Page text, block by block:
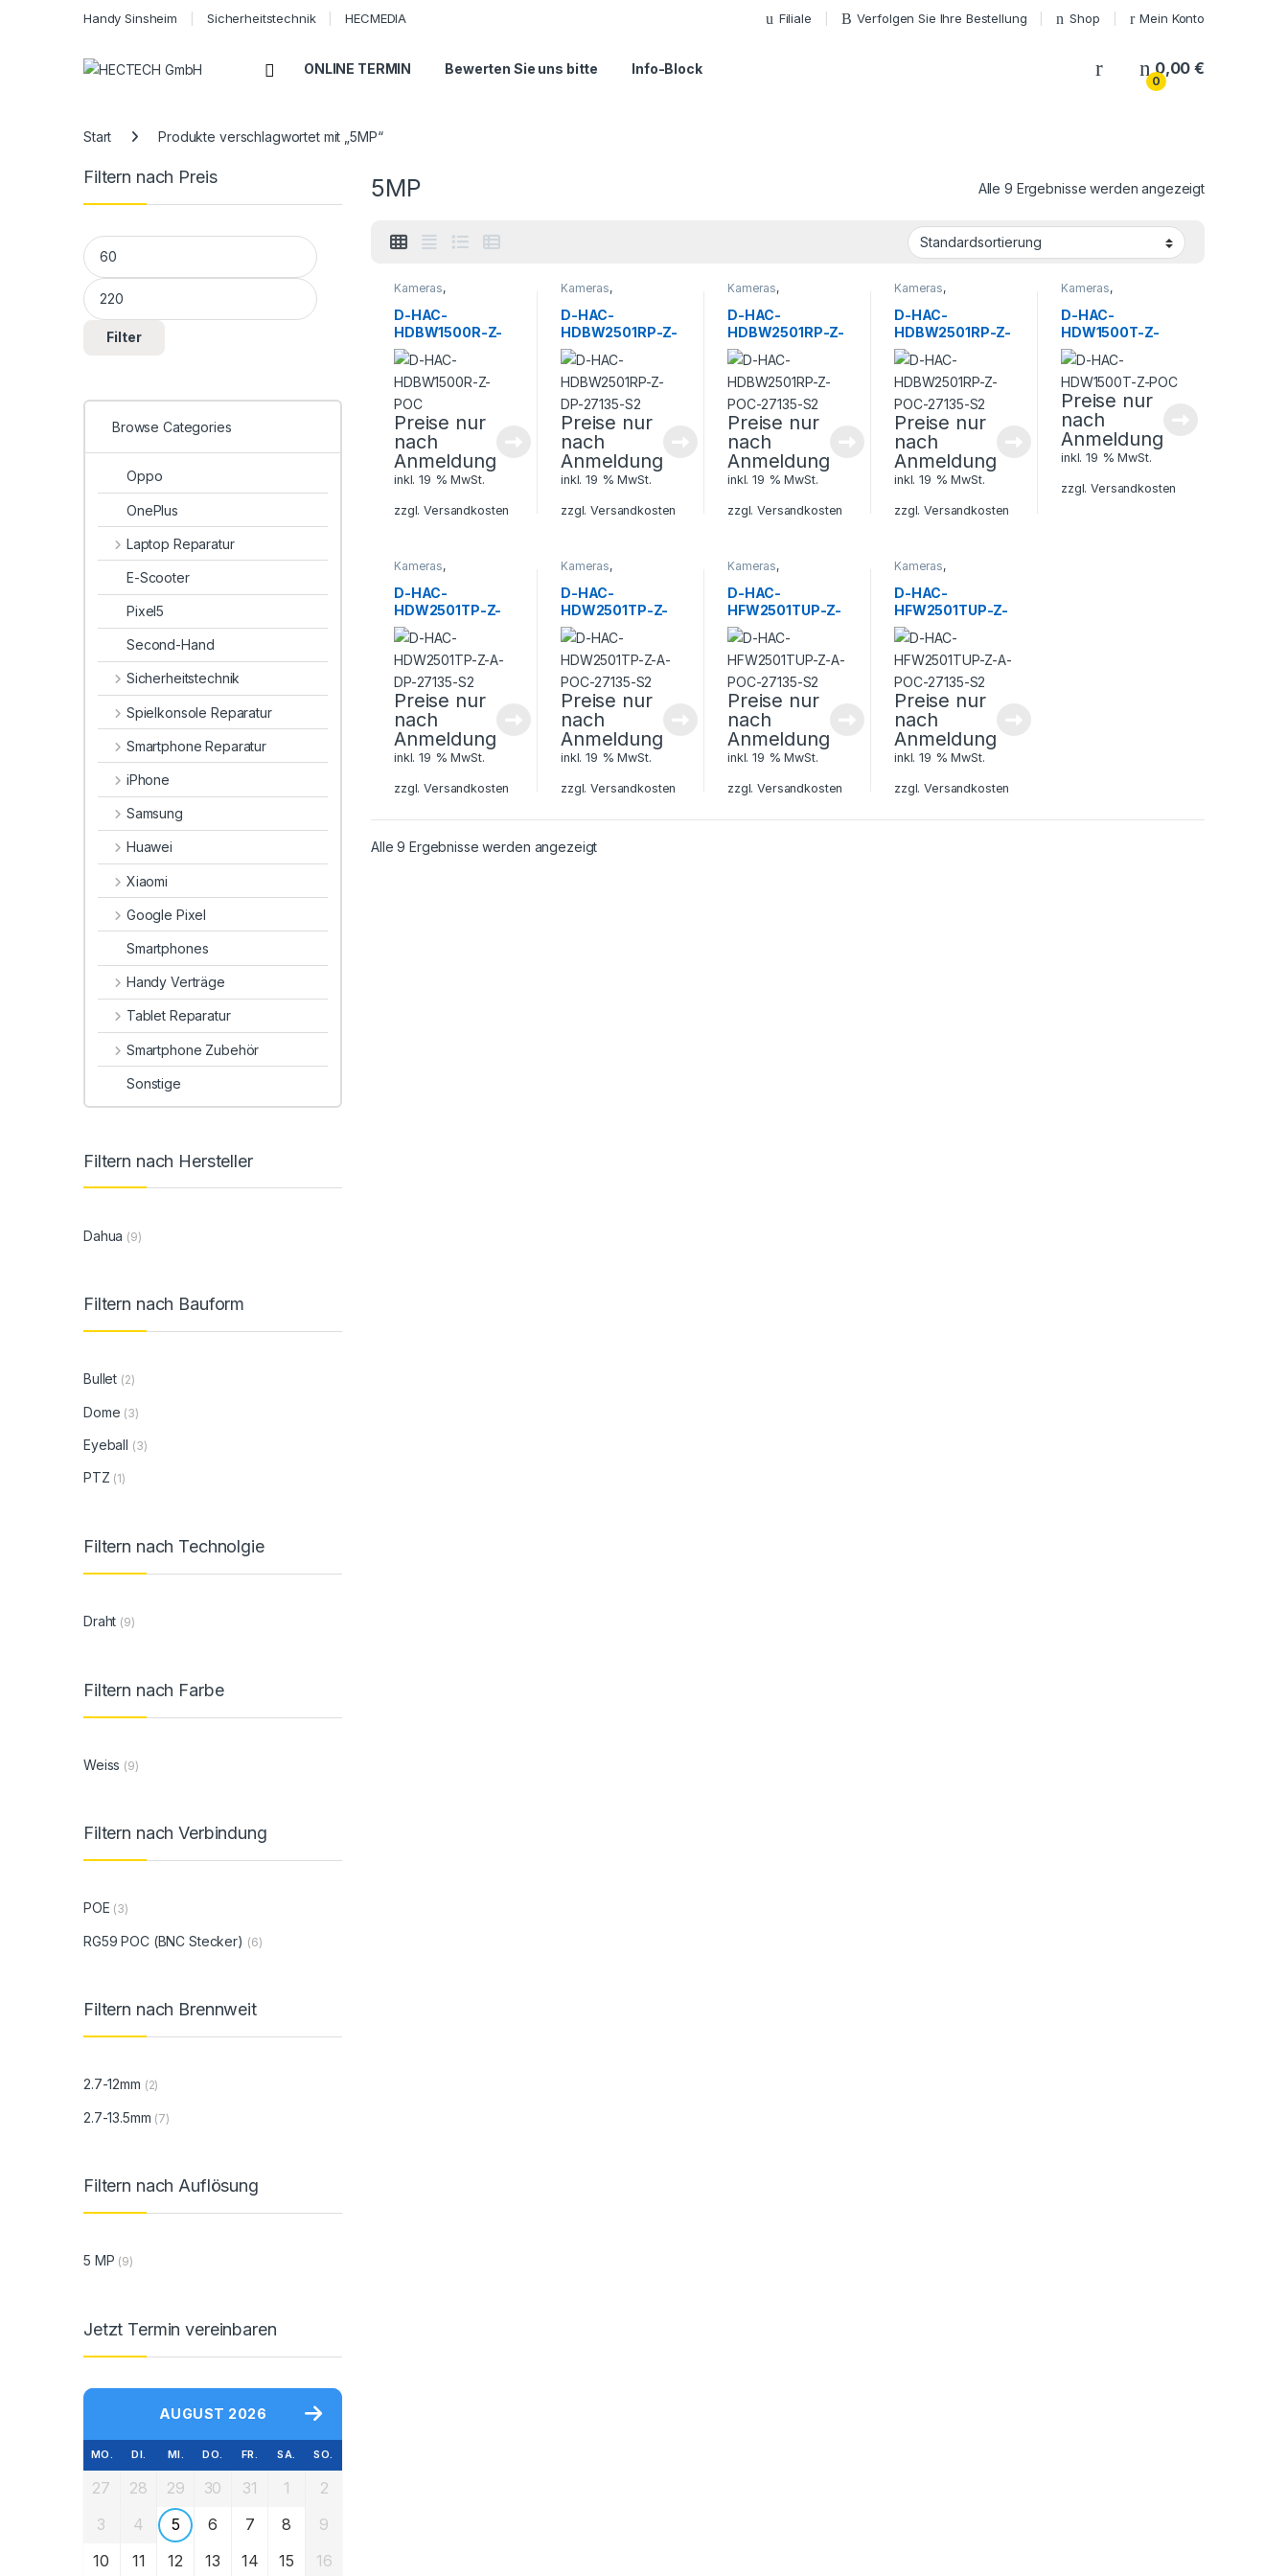
Handy Sinsheim Sicherheitstechnik HECMEDIA Filiale Verfolgen Sie Ihre Bestellung Shop Mein Konto
Open ONLINE TERMIN Bewerten Sie uns bitte Info-Block My Account
0
0,00€
Start Produkte verschlagwortet mit „5MP“
5MP Alle 9 Ergebnisse werden angezeigt
Kameras,
D-HAC-
HDBW1500R-Z-
POC
Preise nur
nach
Anmeldung
inkl. 19 % MwSt.
zzgl.Versandkosten
Kameras,
D-HAC-
HDBW2501RP-Z-
DP-27135-S2
Preise nur
nach
Anmeldung
inkl. 19 % MwSt.
zzgl.Versandkosten
Kameras,
D-HAC-
HDBW2501RP-Z-
POC-27135-S2
Preise nur
nach
Anmeldung
inkl. 19 % MwSt.
zzgl.Versandkosten
Kameras,
D-HAC-
HDBW2501RP-Z-
POC-27135-S2
Preise nur
nach
Anmeldung
inkl. 19 % MwSt.
zzgl.Versandkosten
Kameras,
D-HAC-
HDW1500T-Z-
POC
Preise nur
nach
Anmeldung
inkl. 19 % MwSt.
zzgl.Versandkosten
Kameras,
D-HAC-
HDW2501TP-Z-
A-DP-27135-S2
Preise nur
nach
Anmeldung
inkl. 19 % MwSt.
zzgl.Versandkosten
Kameras,
D-HAC-
HDW2501TP-Z-
A-POC-27135-S2
Preise nur
nach
Anmeldung
inkl. 19 % MwSt.
zzgl.Versandkosten
Kameras,
D-HAC-
HFW2501TUP-Z-
A-POC-27135-S2
Preise nur
nach
Anmeldung
inkl. 19 % MwSt.
zzgl.Versandkosten
Kameras,
D-HAC-
HFW2501TUP-Z-
A-POC-27135-S2
Preise nur
nach
Anmeldung
inkl. 19 % MwSt.
zzgl.Versandkosten
Alle 9 Ergebnisse werden angezeigt
Filtern nach Preis
Min. Preis
Max. Preis
Filter
Browse Categories
Oppo
OnePlus
Laptop Reparatur
E-Scooter
Pixel5
Second-Hand
Sicherheitstechnik
Spielkonsole Reparatur
Smartphone Reparatur
iPhone
Samsung
Huawei
Xiaomi
Google Pixel
Smartphones
Handy Verträge
Tablet Reparatur
Smartphone Zubehör
Sonstige
Filtern nach Hersteller
Dahua (9)
Filtern nach Bauform
Bullet (2)
Dome (3)
Eyeball (3)
PTZ (1)
Filtern nach Technolgie
Draht (9)
Filtern nach Farbe
Weiss (9)
Filtern nach Verbindung
POE (3)
RG59 POC (BNC Stecker) (6)
Filtern nach Brennweit
2.7-12mm (2)
2.7-13.5mm (7)
Filtern nach Auflösung
5 MP (9)
Jetzt Termin vereinbaren
AUGUST 2026
MO. DI. MI. DO. FR. SA. SO.
27 28 29 30 31 1
2
3
4 5 6 7 8
9
10
11 12 13 14 15
16